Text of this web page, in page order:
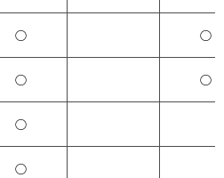
○ ○
○ ○
○
○